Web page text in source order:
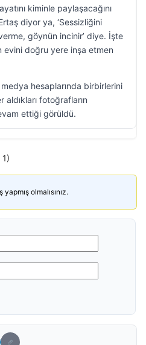
kiminle paylaşacağını
diyor ya, ‘Sessizliğini
göynün incinir’ diye. İşte
evini doğru yere inşa etmen
hesaplarında birbirlerini
fotoğrafların
ettiği görüldü.
olmalısınız.